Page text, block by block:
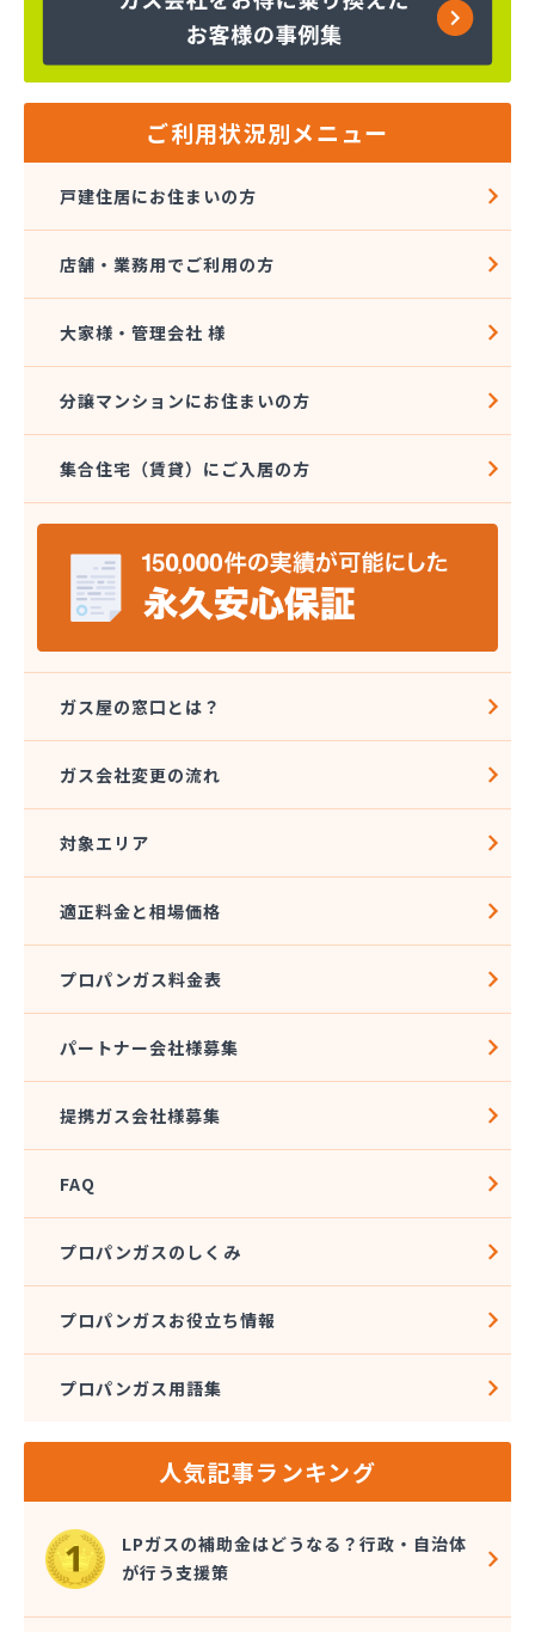
株式会社金子商店
株式会社広島クミアイ燃料
株式会社広島クミアイ燃料 あさひが丘ガス基地
株式会社広島中央クミアイ燃料 大和営業所
株式会社柴田燃料商会 ハウジング事業部
株式会社柴田燃料商会 本社
株式会社上田商店
株式会社親和商会
株式会社太陽
株式会社大野石油店・LPGスタンド
株式会社中村設備産業
株式会社農協プロパンセンター
株式会社槇原プロパン商会広島支店
岩谷産業株式会社 広島工場
岩本プロパン商店
祇園山崎ガス株式会社
吉田物産株式会社
宮上商店
共栄プロパンガス株式会社
広川エナス株式会社糸崎営業所
広島ガスプロパン株式会社 特需部オートガス営業
課・オートスタンド
広島ガス呉販売株式会社 安浦営業所
広島ガス呉販売株式会社 安芸支店
広島ガス高田販売株式会社 白木営業所
広島ガス三原販売株式会社
広島ガス西中国株式会社 五日市本店
広島ガス西中国株式会社 大竹営業所
広島ガス中央株式会社竹 原支店
広島ガス東中国株式会社 府中支店
広島ガス湯来販売株式会社
広島ガス北部販売株式会社 北部保安センター広島
安佐エリア営業所
広島ガス北部販売株式会社 本社祇園分室
業所
広島県LPガス協会・お客様相談所
広島酸素株式会社
広島団地ガス協業組合
佐々木商店
三愛オブリガス中国株式会社 広島支店
三原食糧企業組合・三原食糧プロパン部
ご利用状況別メニュー
戸建住居にお住まいの方
店舗・業務用でご利用の方
大家様・管理会社 様
分譲マンションにお住まいの方
集合住宅（賃貸）にご入居の方
ガス屋の窓口とは？
ガス会社変更の流れ
対象エリア
適正料金と相場価格
プロパンガス料金表
パートナー会社様募集
提携ガス会社様募集
FAQ
プロパンガスのしくみ
プロパンガスお役立ち情報
プロパンガス用語集
人気記事ランキング
LPガスの補助金はどうなる？行政・自治体
が行う支援策